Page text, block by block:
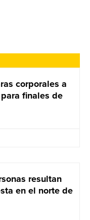
corporales a
finales de
resultan
en el norte de